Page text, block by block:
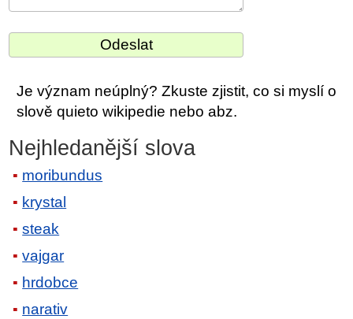
Je význam neúplný? Zkuste zjistit, co si myslí o
slově quieto wikipedie nebo abz.
Nejhledanější slova
moribundus
krystal
steak
vajgar
hrdobce
narativ